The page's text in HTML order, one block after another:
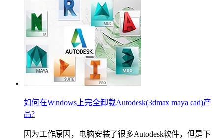
如何在Windows上完全卸载Autodesk(3dmax maya cad)产
品?
因为工作原因，电脑安装了很多Autodesk软件，但是下